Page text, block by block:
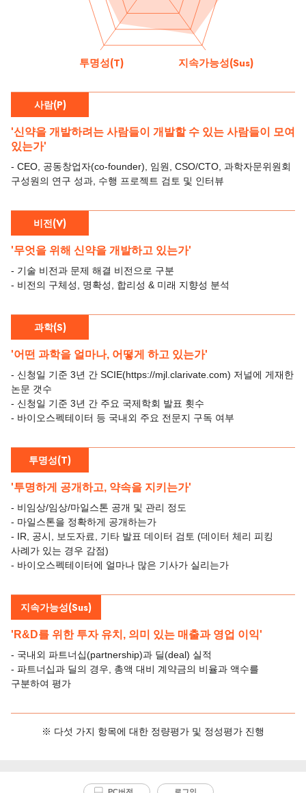
지속가능성(Sus)
투명성(T)
사람(P)
'신약을 개발하려는 사람들이 개발할 수 있는 사람들이 모여
있는가'
- CEO, 공동창업자(co-founder), 임원, CSO/CTO, 과학자문위원회
구성원의 연구 성과, 수행 프로젝트 검토 및 인터뷰
비전(V)
'무엇을 위해 신약을 개발하고 있는가'
- 기술 비전과 문제 해결 비전으로 구분
- 비전의 구체성, 명확성, 합리성 & 미래 지향성 분석
과학(S)
'어떤 과학을 얼마나, 어떻게 하고 있는가'
- 신청일 기준 3년 간 SCIE(https://mjl.clarivate.com) 저널에 게재한
논문 갯수
- 신청일 기준 3년 간 주요 국제학회 발표 횟수
- 바이오스펙테이터 등 국내외 주요 전문지 구독 여부
투명성(T)
'투명하게 공개하고, 약속을 지키는가'
- 비임상/임상/마일스톤 공개 및 관리 정도
- 마일스톤을 정확하게 공개하는가
- IR, 공시, 보도자료, 기타 발표 데이터 검토 (데이터 체리 피킹
사례가 있는 경우 감점)
- 바이오스펙테이터에 얼마나 많은 기사가 실리는가
지속가능성(Sus)
'R&D를 위한 투자 유치, 의미 있는 매출과 영업 이익'
- 국내외 파트너십(partnership)과 딜(deal) 실적
- 파트너십과 딜의 경우, 총액 대비 계약금의 비율과 액수를
구분하여 평가
※ 다섯 가지 항목에 대한 정량평가 및 정성평가 진행